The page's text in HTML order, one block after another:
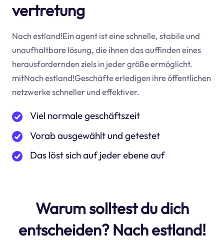
vertretung
Nach estland!Ein agent ist eine schnelle, stabile und
unaufhaltbare lösung, die ihnen das auffinden eines
herausfordernden ziels in jeder größe ermöglicht.
mitNach estland!Geschäfte erledigen ihre öffentlichen
netzwerke schneller und effektiver.
Viel normale geschäftszeit
Vorab ausgewählt und getestet
Das löst sich auf jeder ebene auf
Warum solltest du dich
entscheiden? Nach estland!